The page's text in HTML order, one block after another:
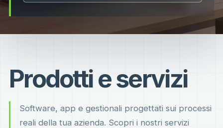
Prodotti e servizi
Software, app e gestionali progettati sui processi
reali della tua azienda. Scopri i nostri servizi